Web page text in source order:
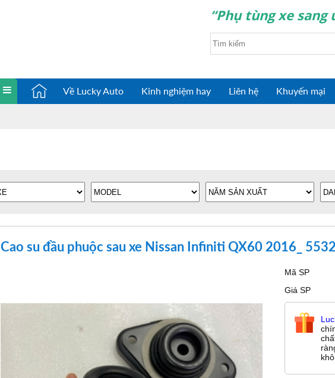
“Phụ tùng xe
Về Lucky Auto Kinh nghiệm hay Liên hệ Khuyến mại
Cao su đầu phuộc sau xe Nissan Infiniti QX60 2016_
Mã SP
Giá SP